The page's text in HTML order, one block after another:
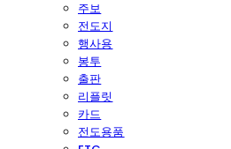
주보
전도지
행사용
봉투
출판
리플릿
카드
전도용품